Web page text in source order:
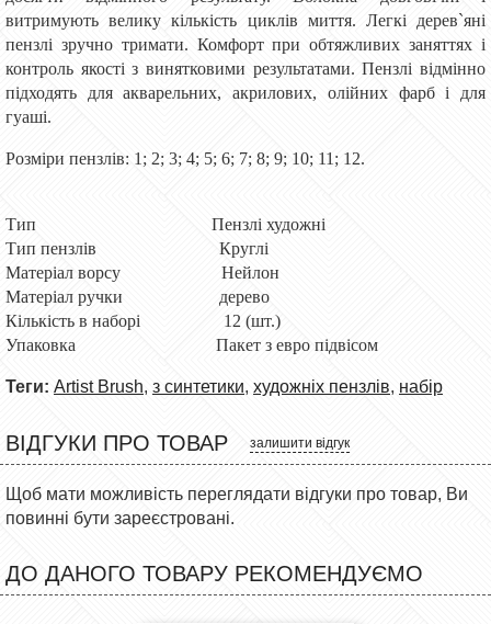
витримують велику кількість циклів миття. Легкі дерев`яні
пензлі зручно тримати. Комфорт при обтяжливих заняттях і
контроль якості з винятковими результатами. Пензлі відмінно
підходять для акварельних, акрилових, олійних фарб і для
гуаші.
Розміри пензлів: 1; 2; 3; 4; 5; 6; 7; 8; 9; 10; 11; 12.
Тип Пензлі художні
Тип пензлів Круглі
Матеріал ворсу Нейлон
Матеріал ручки дерево
Кількість в наборі 12 (шт.)
Упаковка Пакет з евро підвісом
Теги: Artist Brush, з синтетики, художніх пензлів, набір
ВІДГУКИ ПРО ТОВАР залишити відгук
Щоб мати можливість переглядати відгуки про товар, Ви
повинні бути зареєстровані.
ДО ДАНОГО ТОВАРУ РЕКОМЕНДУЄМО